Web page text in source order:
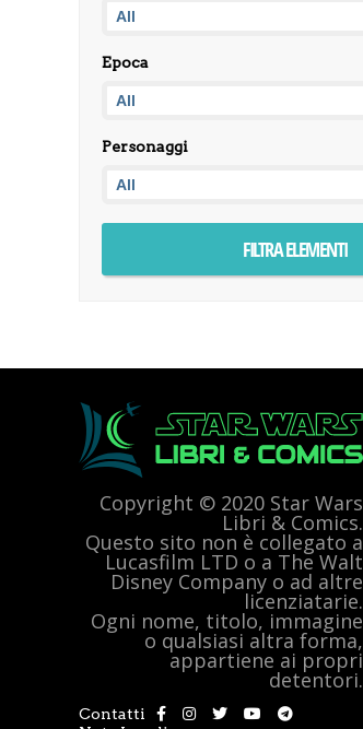
Epoca
Personaggi
Copyright © 2020 Star Wars
Libri & Comics.
Questo sito non è collegato a
Lucasfilm LTD o a The Walt
Disney Company o ad altre
licenziatarie.
Ogni nome, titolo, immagine
o qualsiasi altra forma,
appartiene ai propri
detentori.
Contatti